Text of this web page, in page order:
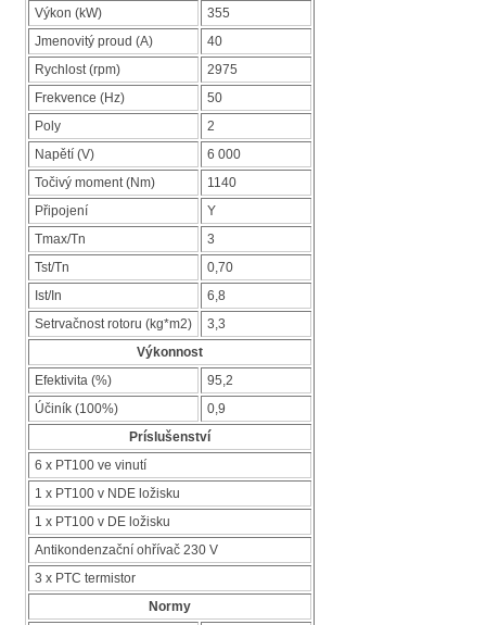
Výkon (kW)
355
Jmenovitý proud (A)
40
Rychlost (rpm)
2975
Frekvence (Hz)
50
Poly
2
Napětí (V)
6 000
Točivý moment (Nm)
1140
Připojení
Y
Tmax/Tn
3
Tst/Tn
0,70
Ist/In
6,8
Setrvačnost rotoru (kg*m2)
3,3
Výkonnost
Efektivita (%)
95,2
Účiník (100%)
0,9
Príslušenství
6 x PT100 ve vinutí
1 x PT100 v NDE ložisku
1 x PT100 v DE ložisku
Antikondenzační ohřívač 230 V
3 x PTC termistor
Normy